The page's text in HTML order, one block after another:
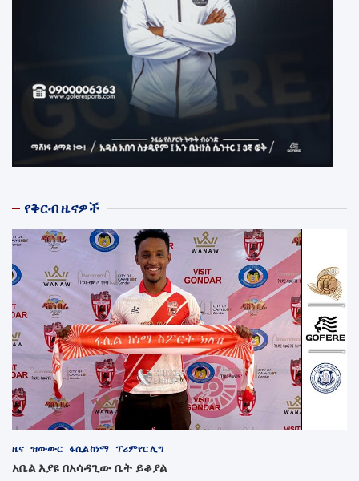
የቅርብ ዜናዎች
ዜና ዝውውር ፋሲል ከነማ ፕሪምየር ሊግ
አቤል እያዩ በአሳዳጊው ቤት ይቆያል